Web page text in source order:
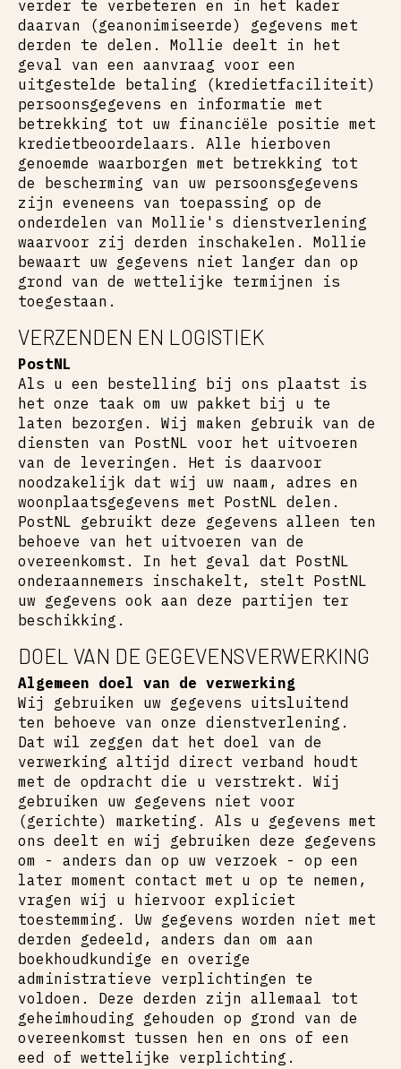
verder te verbeteren en in het kader
daarvan (geanonimiseerde) gegevens met
derden te delen. Mollie deelt in het
geval van een aanvraag voor een
uitgestelde betaling (kredietfaciliteit)
persoonsgegevens en informatie met
betrekking tot uw financiële positie met
kredietbeoordelaars. Alle hierboven
genoemde waarborgen met betrekking tot
de bescherming van uw persoonsgegevens
zijn eveneens van toepassing op de
onderdelen van Mollie's dienstverlening
waarvoor zij derden inschakelen. Mollie
bewaart uw gegevens niet langer dan op
grond van de wettelijke termijnen is
toegestaan.
VERZENDEN EN LOGISTIEK
PostNL
Als u een bestelling bij ons plaatst is
het onze taak om uw pakket bij u te
laten bezorgen. Wij maken gebruik van de
diensten van PostNL voor het uitvoeren
van de leveringen. Het is daarvoor
noodzakelijk dat wij uw naam, adres en
woonplaatsgegevens met PostNL delen.
PostNL gebruikt deze gegevens alleen ten
behoeve van het uitvoeren van de
overeenkomst. In het geval dat PostNL
onderaannemers inschakelt, stelt PostNL
uw gegevens ook aan deze partijen ter
beschikking.
DOEL VAN DE GEGEVENSVERWERKING
Algemeen doel van de verwerking
Wij gebruiken uw gegevens uitsluitend
ten behoeve van onze dienstverlening.
Dat wil zeggen dat het doel van de
verwerking altijd direct verband houdt
met de opdracht die u verstrekt. Wij
gebruiken uw gegevens niet voor
(gerichte) marketing. Als u gegevens met
ons deelt en wij gebruiken deze gegevens
om - anders dan op uw verzoek - op een
later moment contact met u op te nemen,
vragen wij u hiervoor expliciet
toestemming. Uw gegevens worden niet met
derden gedeeld, anders dan om aan
boekhoudkundige en overige
administratieve verplichtingen te
voldoen. Deze derden zijn allemaal tot
geheimhouding gehouden op grond van de
overeenkomst tussen hen en ons of een
eed of wettelijke verplichting.